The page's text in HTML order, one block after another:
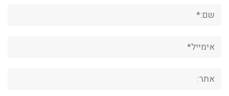
אימייל*